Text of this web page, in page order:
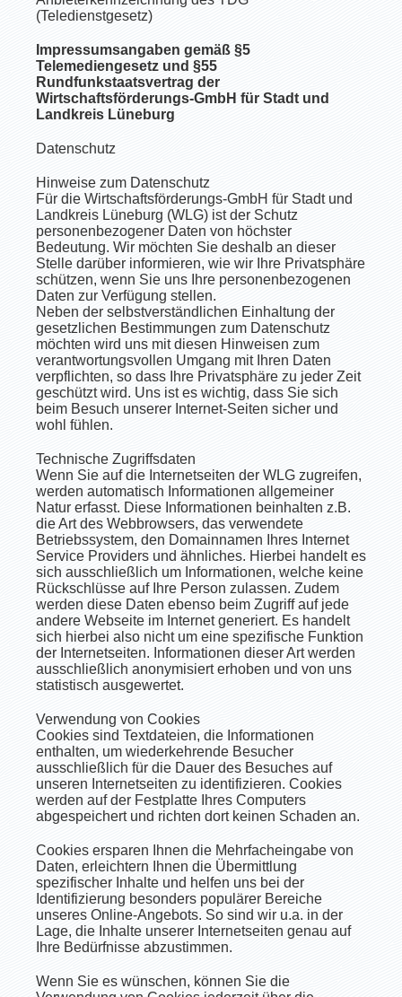
(Teledienstgesetz)
Impressumsangaben gemäß §5
Telemediengesetz und §55
Rundfunkstaatsvertrag der
Wirtschaftsförderungs-GmbH für Stadt und
Landkreis Lüneburg
Datenschutz
Hinweise zum Datenschutz
Für die Wirtschaftsförderungs-GmbH für Stadt und
Landkreis Lüneburg (WLG) ist der Schutz
personenbezogener Daten von höchster
Bedeutung. Wir möchten Sie deshalb an dieser
Stelle darüber informieren, wie wir Ihre Privatsphäre
schützen, wenn Sie uns Ihre personenbezogenen
Daten zur Verfügung stellen.
Neben der selbstverständlichen Einhaltung der
gesetzlichen Bestimmungen zum Datenschutz
möchten wird uns mit diesen Hinweisen zum
verantwortungsvollen Umgang mit Ihren Daten
verpflichten, so dass Ihre Privatsphäre zu jeder Zeit
geschützt wird. Uns ist es wichtig, dass Sie sich
beim Besuch unserer Internet-Seiten sicher und
wohl fühlen.
Technische Zugriffsdaten
Wenn Sie auf die Internetseiten der WLG zugreifen,
werden automatisch Informationen allgemeiner
Natur erfasst. Diese Informationen beinhalten z.B.
die Art des Webbrowsers, das verwendete
Betriebssystem, den Domainnamen Ihres Internet
Service Providers und ähnliches. Hierbei handelt es
sich ausschließlich um Informationen, welche keine
Rückschlüsse auf Ihre Person zulassen. Zudem
werden diese Daten ebenso beim Zugriff auf jede
andere Webseite im Internet generiert. Es handelt
sich hierbei also nicht um eine spezifische Funktion
der Internetseiten. Informationen dieser Art werden
ausschließlich anonymisiert erhoben und von uns
statistisch ausgewertet.
Verwendung von Cookies
Cookies sind Textdateien, die Informationen
enthalten, um wiederkehrende Besucher
ausschließlich für die Dauer des Besuches auf
unseren Internetseiten zu identifizieren. Cookies
werden auf der Festplatte Ihres Computers
abgespeichert und richten dort keinen Schaden an.
Cookies ersparen Ihnen die Mehrfacheingabe von
Daten, erleichtern Ihnen die Übermittlung
spezifischer Inhalte und helfen uns bei der
Identifizierung besonders populärer Bereiche
unseres Online-Angebots. So sind wir u.a. in der
Lage, die Inhalte unserer Internetseiten genau auf
Ihre Bedürfnisse abzustimmen.
Wenn Sie es wünschen, können Sie die